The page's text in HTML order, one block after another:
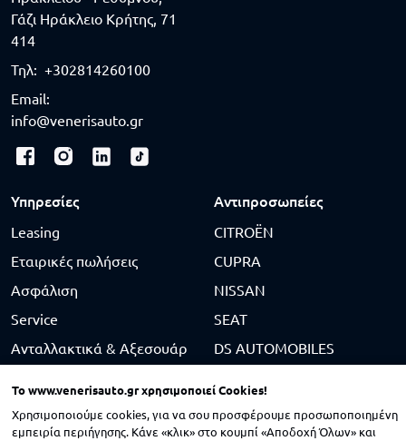
Γάζι Ηράκλειο Κρήτης, 71
414
Τηλ: +302814260100
Email:
info@venerisauto.gr
Υπηρεσίες
Leasing
Εταιρικές πωλήσεις
Ασφάλιση
Service
Ανταλλακτικά & Αξεσουάρ
Μεταχειρισμένα
Αντιπροσωπείες
CITROËN
CUPRA
NISSAN
SEAT
DS AUTOMOBILES
KGM
Towww.venerisauto.grχρησιμοποιεί Cookies!
Χρησιμοποιούμε cookies, για να σου προσφέρουμε προσωποποιημένη
εμπειρία περιήγησης. Κάνε «κλικ» στο κουμπί «Αποδοχή Όλων» και